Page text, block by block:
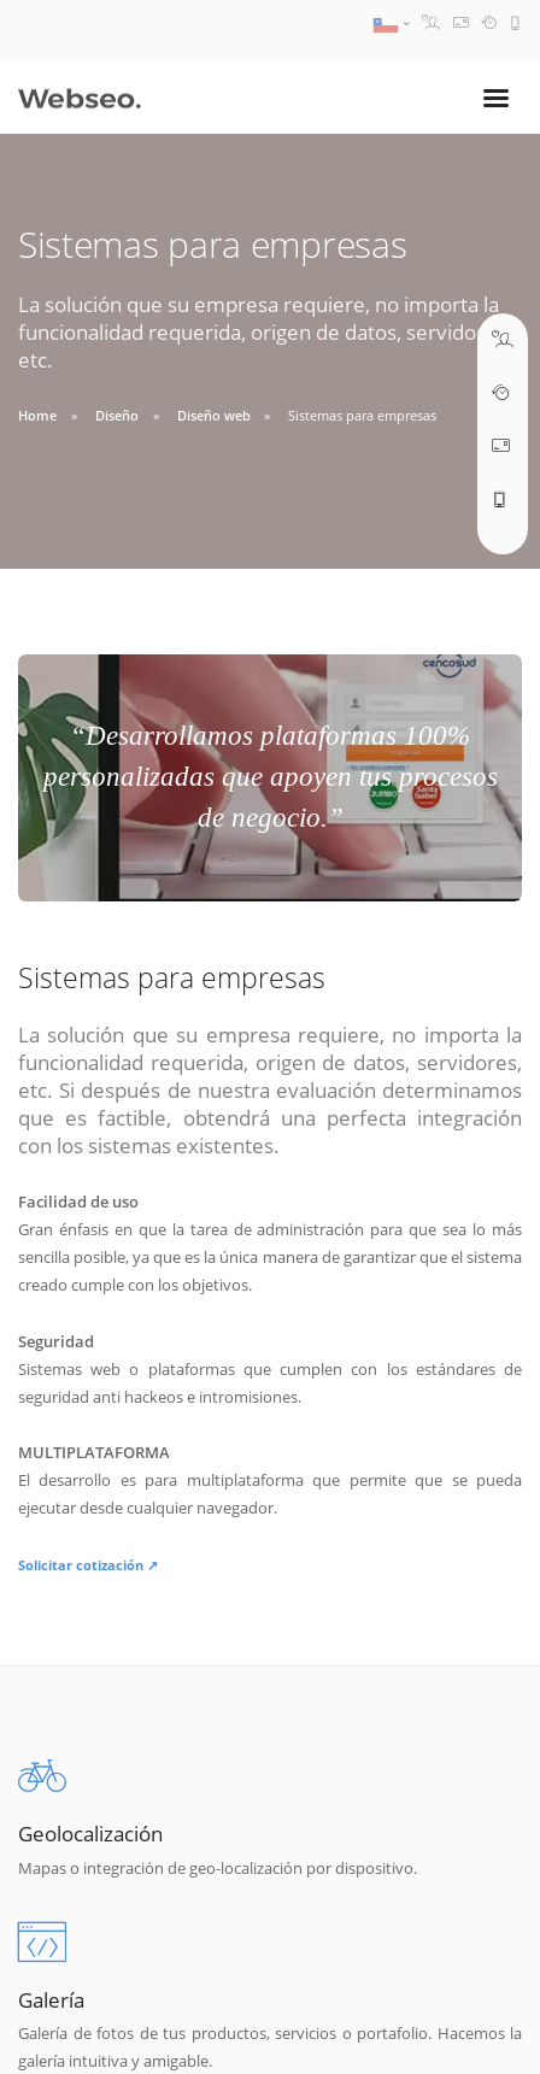
Sistemas para empresas
La solución que su empresa requiere, no importa la
funcionalidad requerida, origen de datos, servidores,
etc.
Home Diseño Diseño web Sistemas para empresas
“Desarrollamos plataformas 100%
personalizadas que apoyen tus procesos
de negocio.”
Sistemas para empresas
La solución que su empresa requiere, no importa la
funcionalidad requerida, origen de datos, servidores,
etc. Si después de nuestra evaluación determinamos
que es factible, obtendrá una perfecta integración
con los sistemas existentes.
Facilidad de uso
Gran énfasis en que la tarea de administración para que sea lo más
sencilla posible, ya que es la única manera de garantizar que el sistema
creado cumple con los objetivos.
Seguridad
Sistemas web o plataformas que cumplen con los estándares de
seguridad anti hackeos e intromisiones.
MULTIPLATAFORMA
El desarrollo es para multiplataforma que permite que se pueda
ejecutar desde cualquier navegador.
Solicitar cotización ↗
Geolocalización
Mapas o integración de geo-localización por dispositivo.
Galería
Galería de fotos de tus productos, servicios o portafolio. Hacemos la
galería intuitiva y amigable.
09:30 AM A 18:30 PM
soporte@webseo.cl
ABRIR TICKET